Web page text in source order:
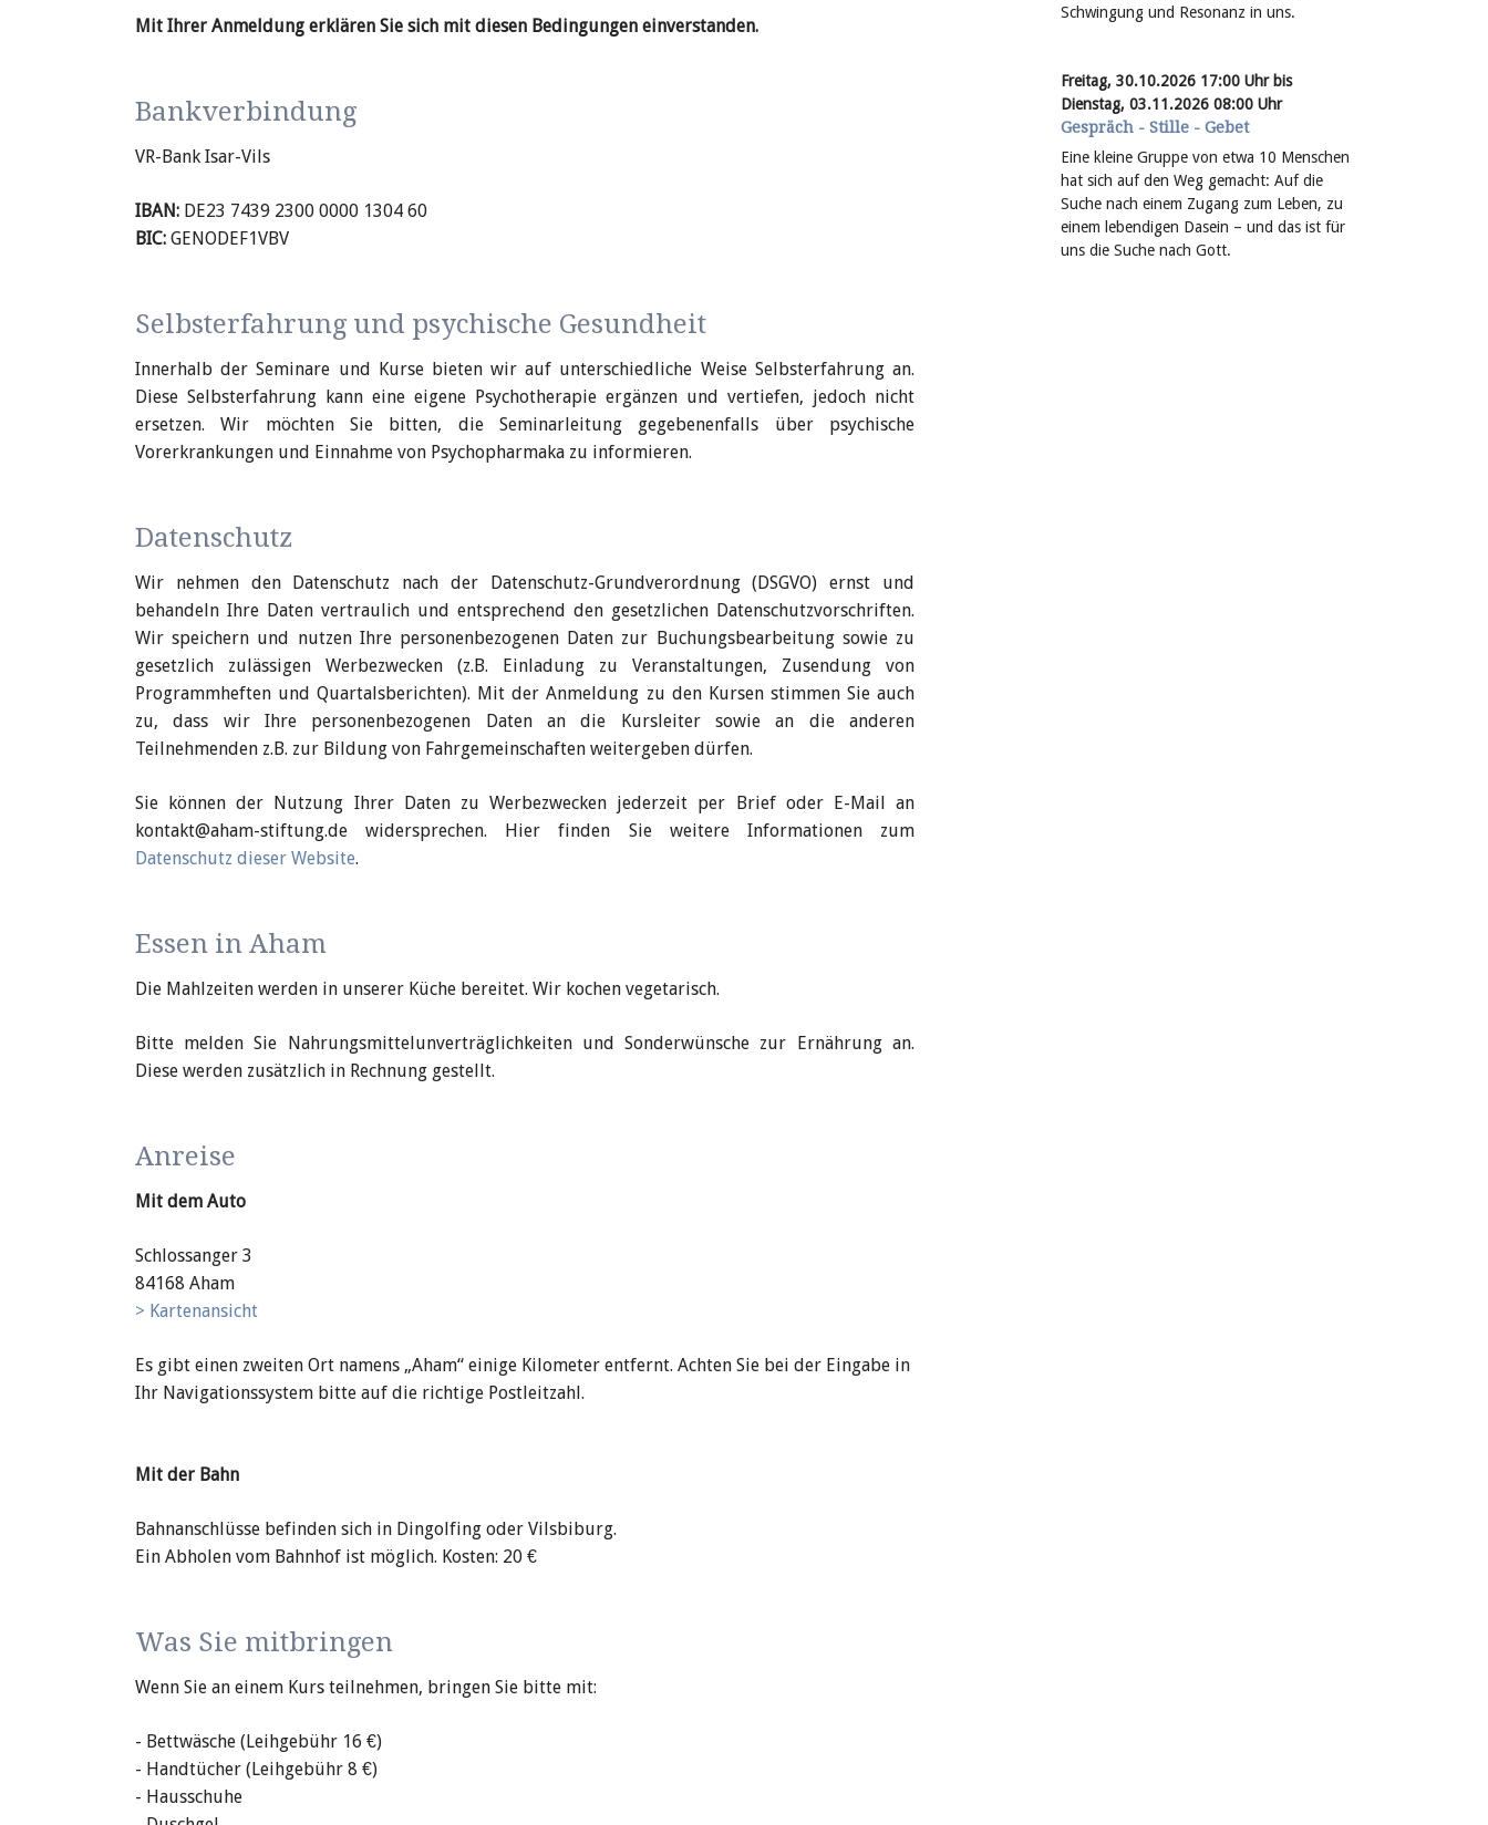
Mit Ihrer Anmel­dung erklären Sie sich mit diesen Bedin­gungen ein­ver­standen.
Bankverbindung
VR-Bank Isar-Vils
IBAN: DE23 7439 2300 0000 1304 60
BIC: GENODEF1VBV
Selbsterfahrung und psychische Gesundheit
Innerhalb der Seminare und Kurse bieten wir auf unterschiedliche Weise Selbsterfahrung an.
Diese Selbsterfahrung kann eine eigene Psychotherapie ergänzen und vertiefen, jedoch nicht
ersetzen.Wir möchten Sie bitten, die Seminarleitung gegebenenfalls über psychische
Vorerkrankungen und Einnahme von Psychopharmaka zu informieren.
Datenschutz
Wir nehmen den Datenschutz nach der Datenschutz-Grundverordnung (DSGVO) ernst und
behandeln Ihre Daten vertraulich und entsprechend den gesetzlichen Datenschutz­vorschriften.
Wir speichern und nutzen Ihre personen­bezogenen Daten zur Buchungs­bearbeitung sowie zu
gesetzlich zulässigen Werbe­zwecken (z.B. Einladung zu Veranstaltungen, Zusendung von
Programm­heften und Quartals­berichten). Mit der Anmeldung zu den Kursen stimmen Sie auch
zu, dass wir Ihre personen­bezogenen Daten an die Kursleiter sowie an die anderen
Teilnehmenden z.B. zur Bildung von Fahr­gemein­schaften weitergeben dürfen.
Sie können der Nutzung Ihrer Daten zu Werbe­zwecken jederzeit per Brief oder E-Mail an
kontakt@aham-stiftung.de wider­sprechen. Hier finden Sie weitere Informationen zum
Datenschutz dieser Website.
Essen in Aham
Die Mahlzeiten werden in unserer Küche bereitet. Wir kochen vegetarisch.
Bitte melden Sie Nahrungsmittelunverträglichkeiten und Sonderwünsche zur Ernährung an.
Diese werden zusätzlich in Rechnung gestellt.
Anreise
Mit dem Auto
Schlossanger 3
84168 Aham
> Kartenansicht
Es gibt einen zweiten Ort namens „Aham“ einige Kilometer entfernt. Achten Sie bei der Eingabe in
Ihr Navigationssystem bitte auf die richtige Postleitzahl.
Mit der Bahn
Bahnanschlüsse befinden sich in Dingolfing oder Vilsbiburg.
Ein Abholen vom Bahnhof ist möglich. Kosten: 20 €
Was Sie mitbringen
Wenn Sie an einem Kurs teil­nehmen, bringen Sie bitte mit:
- Bettwäsche (Leihgebühr 16 €)
- Handtücher (Leihgebühr 8 €)
- Hausschuhe
Schwingung und Resonanz in uns.
Freitag, 30.10.2026 17:00 Uhr bis
Dienstag, 03.11.2026 08:00 Uhr
Gespräch - Stille - Gebet
Eine kleine Gruppe von etwa 10 Menschen
hat sich auf den Weg gemacht: Auf die
Suche nach einem Zugang zum Leben, zu
einem lebendigen Dasein – und das ist für
uns die Suche nach Gott.